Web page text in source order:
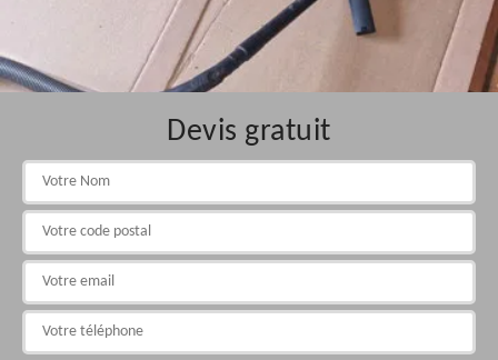
Devis gratuit